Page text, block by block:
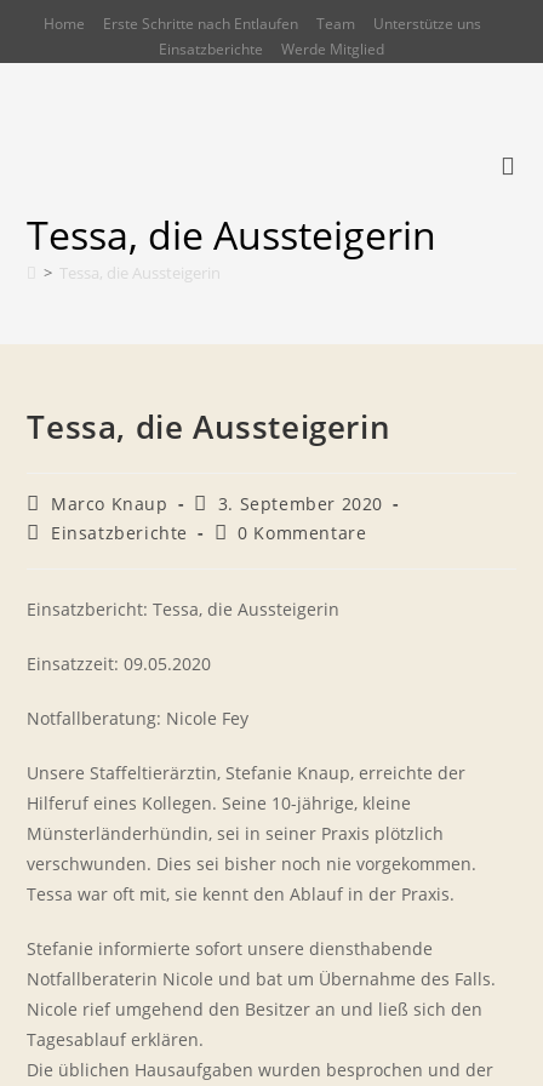
Home Erste Schritte nach Entlaufen Team
Unterstütze uns
Einsatzberichte
Werde Mitglied
Tessa, die Aussteigerin
> Tessa, die Aussteigerin
Tessa, die Aussteigerin
Beitrags-
Autor:
Marco Knaup
Beitrag
veröffentlicht:
3. September 2020
Beitrags-
Einsatzberichte
Beitrags-
0 Kommentare
Einsatzbericht: Tessa, die Aussteigerin
Einsatzzeit: 09.05.2020
Notfallberatung: Nicole Fey
Unsere Staffeltierärztin, Stefanie Knaup, erreichte der
Hilferuf eines Kollegen. Seine 10-jährige, kleine
Münsterländerhündin, sei in seiner Praxis plötzlich
verschwunden. Dies sei bisher noch nie vorgekommen.
Tessa war oft mit, sie kennt den Ablauf in der Praxis.
Stefanie informierte sofort unsere diensthabende
Notfallberaterin Nicole und bat um Übernahme des Falls.
Nicole rief umgehend den Besitzer an und ließ sich den
Tagesablauf erklären.
Die üblichen Hausaufgaben wurden besprochen und der